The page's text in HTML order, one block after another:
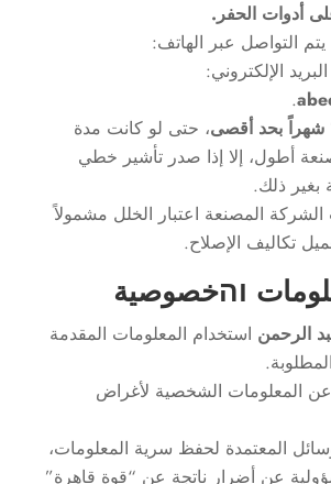
أدوات الحفر.
التواصل عبر الهاتف:
الإلكتروني:
.
، حتى لو كانت مدة
أطول، إلا إذا صدر تأشير خطي
ذلك.
المصنعة اعتبار الخلل مشمولاً
تكاليف الإصلاح.
الرحمن استخدام المعلومات المقدمة
المعلومات الشخصية لأغراض
المعتمدة لحفظ سرية المعلومات،
عن أضرار ناتجة عن “قوة قاهرة”